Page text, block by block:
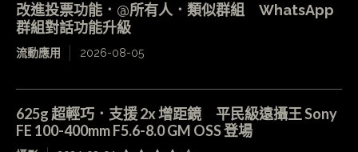
改進投票功能．@所有人．類似群組 WhatsApp
群組對話功能升級
流動應用 2026-08-05
625g 超輕巧．支援 2x 增距鏡 平民級遠攝王 Sony
FE 100-400mm F5.6-8.0 GM OSS 登場